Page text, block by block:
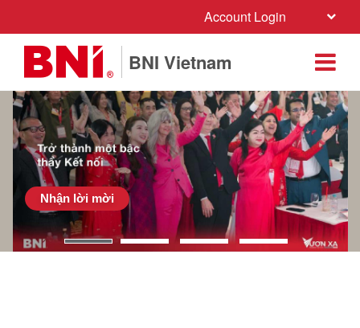
Account Login
BNI Vietnam
Nhận lời mời